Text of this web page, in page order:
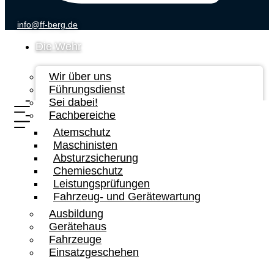
info@ff-berg.de
Die Wehr
Wir über uns
Führungsdienst
Sei dabei!
Fachbereiche
Atemschutz
Maschinisten
Absturzsicherung
Chemieschutz
Leistungsprüfungen
Fahrzeug- und Gerätewartung
Ausbildung
Gerätehaus
Fahrzeuge
Einsatzgeschehen